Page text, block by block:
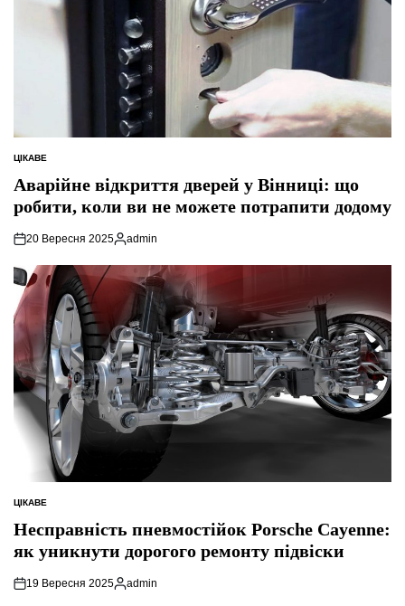
ОПУБЛІКУВАТИ
ЦІКАВЕ
Аварійне відкриття дверей у Вінниці: що
робити, коли ви не можете потрапити додому
20 Вересня 2025
Опубліковано
admin
ОПУБЛІКУВАТИ
ЦІКАВЕ
Несправність пневмостійок Porsche Cayenne:
як уникнути дорогого ремонту підвіски
19 Вересня 2025
Опубліковано
admin